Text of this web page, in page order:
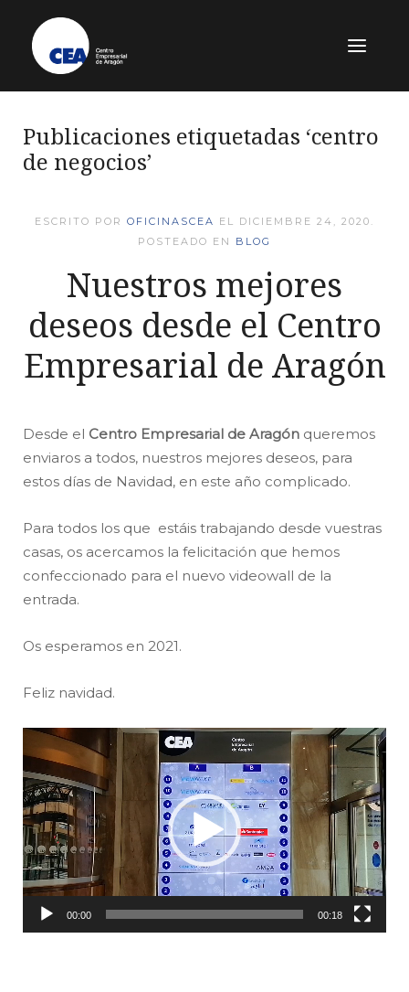
Publicaciones etiquetadas ‘centro
de negocios’
ESCRITO POR OFICINASCEA EL DICIEMBRE 24, 2020 .
POSTEADO EN BLOG
Nuestros mejores
deseos desde el Centro
Empresarial de Aragón
Desde el Centro Empresarial de Aragón queremos
enviaros a todos, nuestros mejores deseos, para
estos días de Navidad, en este año complicado.
Para todos los que estáis trabajando desde vuestras
casas, os acercamos la felicitación que hemos
confeccionado para el nuevo videowall de la
entrada.
Os esperamos en 2021.
Feliz navidad.
Reproductor
de
vídeo
00:00 00:18